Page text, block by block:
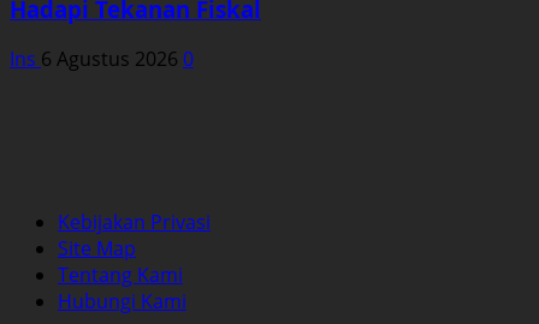
Hadapi Tekanan Fiskal
Ins 6 Agustus 2026 0
Kebijakan Privasi
Site Map
Tentang Kami
Hubungi Kami